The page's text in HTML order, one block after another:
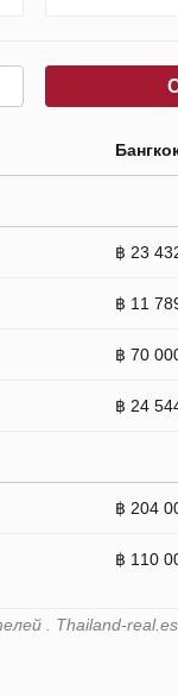
฿ 23
฿ 11
฿ 70
฿ 24
฿ 204
฿ 110
. Thailand-